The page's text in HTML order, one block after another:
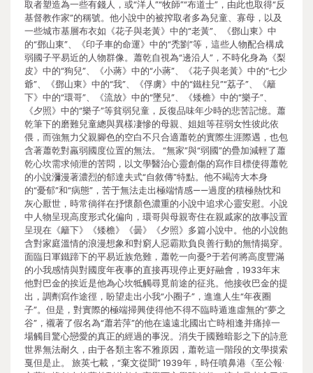
取者塑造為一些有錢人，或“洋人”“牧師”“布道士”，由此也取得“反
基督教作家”的稱號。他小說中的被搾取者多為兒童、寡母，以及
一些城市基層布衣如《花子與老黃》中的“老黃”、《鄧山東》中
的“鄧山東”、《印子車的命運》中的“禿劉”等，這些人物配合構成
弱國子平易近的人物群像。蕭乾自視為“邊沿人”，不時化身為《梨
皮》中的“狗兒”、《小蔣》中的“小蔣”、《花子與老黃》中的“七少
爺”、《鄧山東》中的“我”、《俘虜》中的“鐵柱兒”“荔子”、《籬
下》中的“環哥”、《流放》中的“墜兒”、《矮檐》中的“樂子”、
《夕照》中的“樂子”等貧弱兒童，反復品味年少時的悲苦記憶。蕭
乾筆下的磨難兒童總與異樣凄慘的母親、姐姐等荏弱女性彼此依
偎，而強無力父親腳色的空白不只合適蕭乾的實際生涯際遇，也包
含著蕭乾對羸弱國度位置的無法。 “無家”與“弱國”的疊加減輕了蕭
乾心坎需求傾泄的苦悶，以文學醫治心靈創傷的寫作目標使得蕭乾
的小說瀰漫著濃烈的郁達夫式“自敘傳”特點。他不竭誇大本身
的“憂郁”和“病態”，苦于無法走出極端情感——過度的積極熱忱和
灰心厭世，時常徜徉在抒懷顏色濃重的小說中追求心靈安慰。小說
中人物呈現高度形式化偏向，環哥與母親寄住在親戚家的故事設置
呈現在《籬下》《矮檐》《曇》《夕照》多篇小說中。他的小說飽
含對家庭溫情的浪漫想象和對窮人惡霸欺負良善行動的無情揭穿。
面臨日軍鐵蹄下的平易近族危難，蕭乾一向憂?于若何將高度豐滿
的小我感情與對國度年夜事的直接再現停止更好融會，1933年末
他對巴金的挨近是他為心坎牴觸尋覓前途的征兆。他接收巴金的提
出，調劑寫作途徑，盼望走出小我“小圈子”，進進人生“年夜圈
子”。但是，對實際的極端掃興使得他不得不臨時遁進虛無的“夢之
谷”，襯著了假名為“蕭若萍”的他在遠遠北國出亡時相逢并痛掉一
場觸目驚心戀愛的真正的經過的事況。消失于國難暗影之下的詩意
世界無法耐久，由于各類主客不雅原因，蕭乾這一階段的文學摸索
戛但是止。 旅英七載，“棄文從聞” 1939年，時任噴鼻港《至公報·